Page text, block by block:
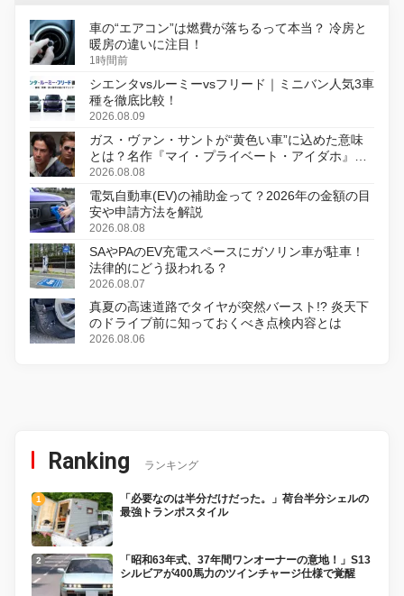
車の“エアコン”は燃費が落ちるって本当？ 冷房と
暖房の違いに注目！
1時間前
シエンタvsルーミーvsフリード｜ミニバン人気3車
種を徹底比較！
2026.08.09
ガス・ヴァン・サントが“黄色い車”に込めた意味
とは？名作『マイ・プライベート・アイダホ』が
初のデジタルリマスター版で復活
2026.08.08
電気自動車(EV)の補助金って？2026年の金額の目
安や申請方法を解説
2026.08.08
SAやPAのEV充電スペースにガソリン車が駐車！
法律的にどう扱われる？
2026.08.07
真夏の高速道路でタイヤが突然バースト!? 炎天下
のドライブ前に知っておくべき点検内容とは
2026.08.06
Ranking ランキング
「必要なのは半分だけだった。」荷台半分シェルの
最強トランポスタイル
「昭和63年式、37年間ワンオーナーの意地！」S13
シルビアが400馬力のツインチャージ仕様で覚醒